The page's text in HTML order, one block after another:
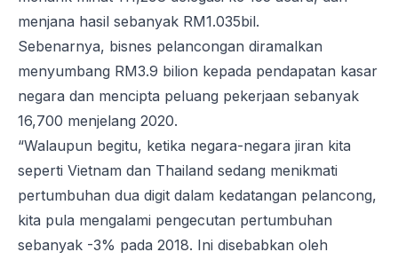
menjana hasil sebanyak RM1.035bil.
Sebenarnya, bisnes pelancongan diramalkan
menyumbang RM3.9 bilion kepada pendapatan kasar
negara dan mencipta peluang pekerjaan sebanyak
16,700 menjelang 2020.
“Walaupun begitu, ketika negara-negara jiran kita
seperti Vietnam dan Thailand sedang menikmati
pertumbuhan dua digit dalam kedatangan pelancong,
kita pula mengalami pengecutan pertumbuhan
sebanyak -3% pada 2018. Ini disebabkan oleh